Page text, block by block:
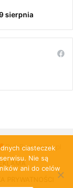
sierpnia
PulsRadomska.pl
PRYWATNOŚCI
ciasteczek
Nie są
ani do celów